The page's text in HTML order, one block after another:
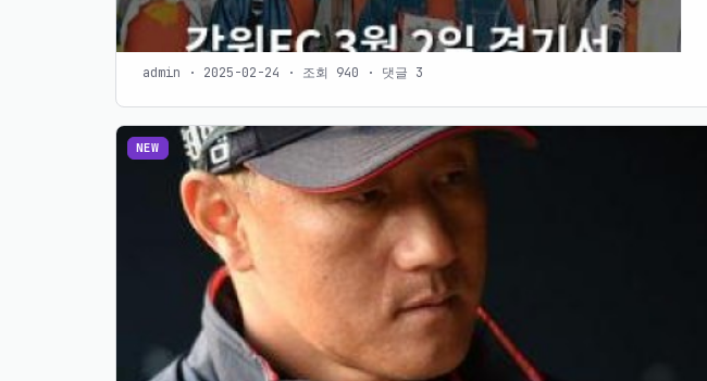
admin · 2025-02-24 · 조회 940 · 댓글 3
NEW